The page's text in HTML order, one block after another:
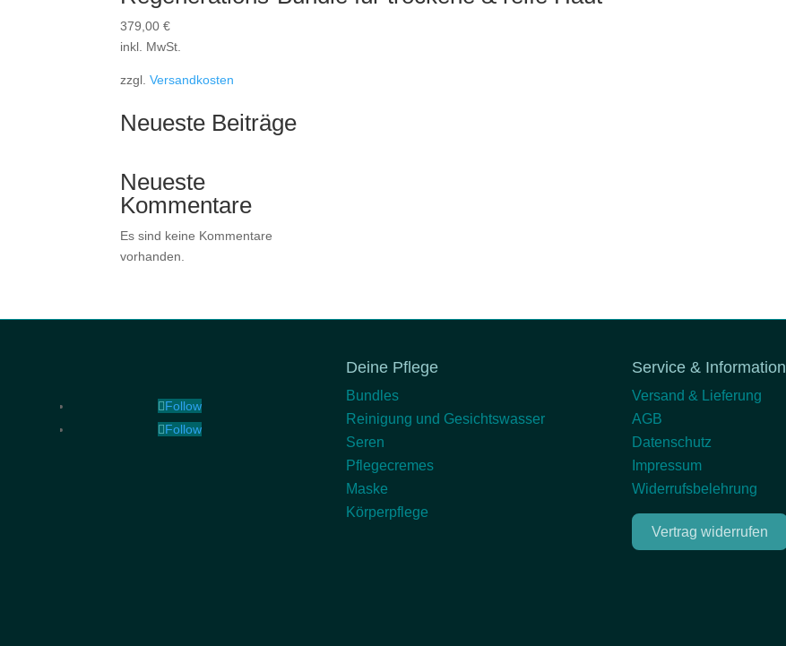
379,00€
inkl. MwSt.
zzgl.Versandkosten
Neueste Beiträge
Neueste
Kommentare
Es sind keine Kommentare
vorhanden.
Follow
Follow
Deine Pflege
Bundles
Reinigung und Gesichtswasser
Seren
Pflegecremes
Maske
Körperpflege
Service & Information
Versand & Lieferung
AGB
Datenschutz
Impressum
Widerrufsbelehrung
Vertrag widerrufen